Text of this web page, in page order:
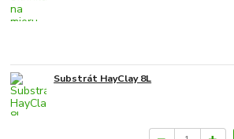
Substrát HayClay 8L